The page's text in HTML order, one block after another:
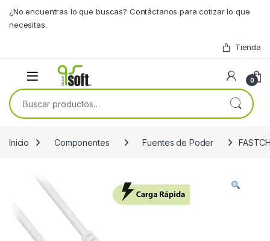
¿No encuentras lo que buscas? Contáctanos para cotizar lo que
necesitas.
Tienda
0
Buscar por:
Inicio Componentes Fuentes de Poder